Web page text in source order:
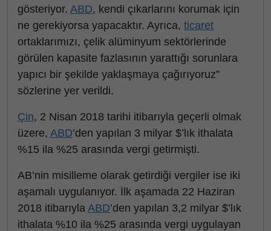
gösteriyor. ABD, kendi çıkarlarını korumak için
ne gerekiyorsa yapacaktır. Ayrıca, ticaret
ortaklarımızı, çelik alüminyum sektörlerinde
görülen kapasite fazlasının yarattığı sorunlara
yapıcı bir şekilde yaklaşmaya çağırıyoruz”
sözlerine yer verildi.
Çin, 2 Nisan 2018 tarihi itibarıyla geçerli olmak
üzere, ABD’den yapılan 3 milyar $’lık ithalata
%15 ila %25 arasında vergi getirmişti.
AB’nin misilleme olarak getirdiği vergiler ise iki
aşamalı uygulanıyor. İlk aşamada 22 Haziran
2018 itibarıyla ABD’den yapılan 3,2 milyar $’lık
ithalata %10 ila %25 arasında vergi uygulayan